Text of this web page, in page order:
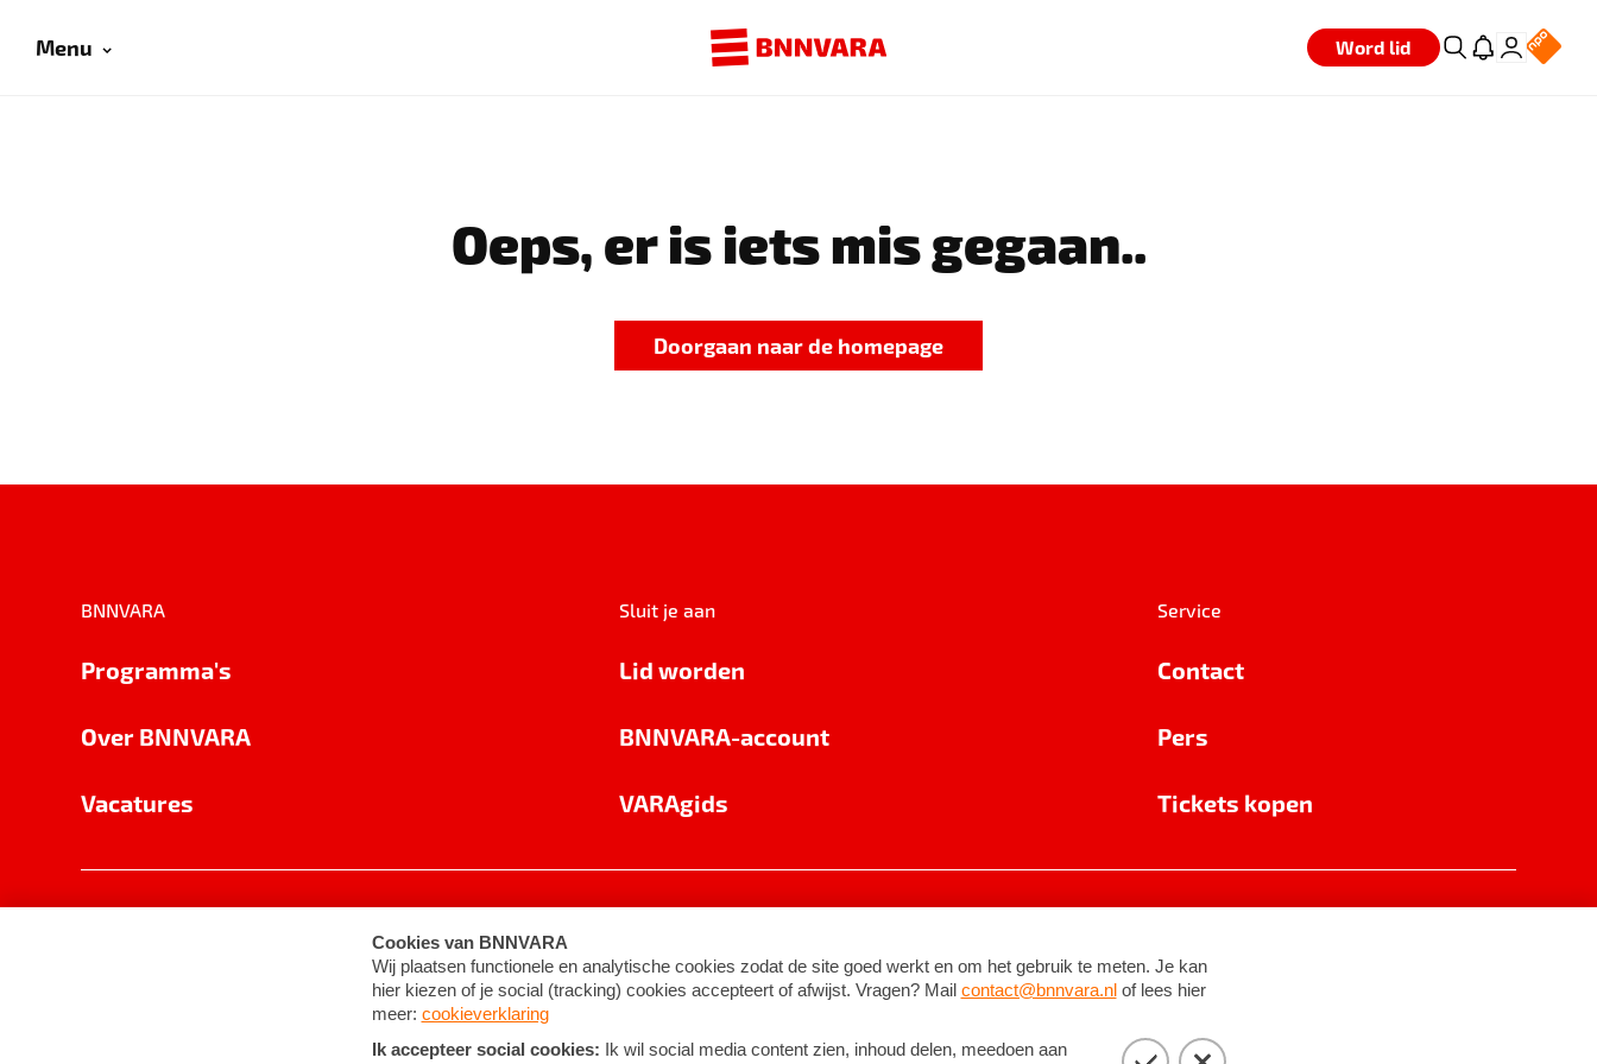
Menu Word lid
Oeps, er is iets mis gegaan..
Doorgaan naar de homepage
BNNVARA
Programma's
Over BNNVARA
Vacatures
Sluit je aan
Lid worden
BNNVARA-account
VARAgids
Service
Contact
Pers
Tickets kopen
Cookie-instellingen Algemene voorwaarden ©2026BNNVARA